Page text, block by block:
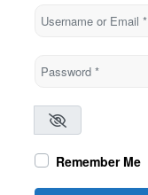
Username or Email
Password*
Remember Me